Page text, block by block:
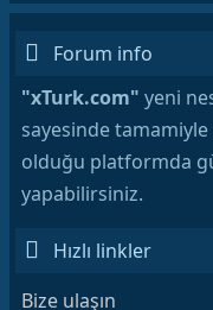
Forum info
"xTurk.com" yeni
sayesinde
olduğu platformda
yapabilirsiniz.
Hızlı linkler
Bize ulaşın